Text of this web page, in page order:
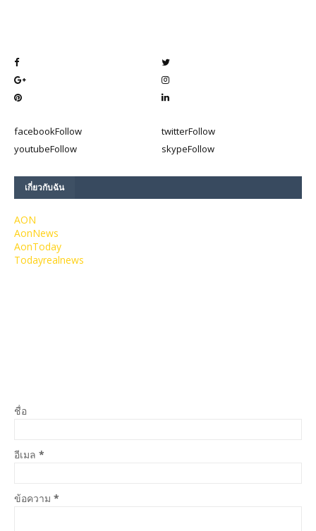
facebookFollow twitterFollow
youtubeFollow skypeFollow
เกี่ยวกับฉัน
AON
AonNews
AonToday
Todayrealnews
ชื่อ
อีเมล *
ข้อความ *